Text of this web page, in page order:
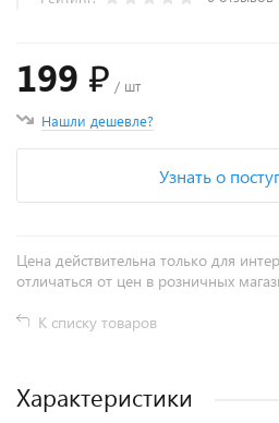
199 ₽ / шт
Нашли дешевле?
Узнать о
Цена действительна только для
отличаться от цен в розничных
К списку товаров
Характеристики